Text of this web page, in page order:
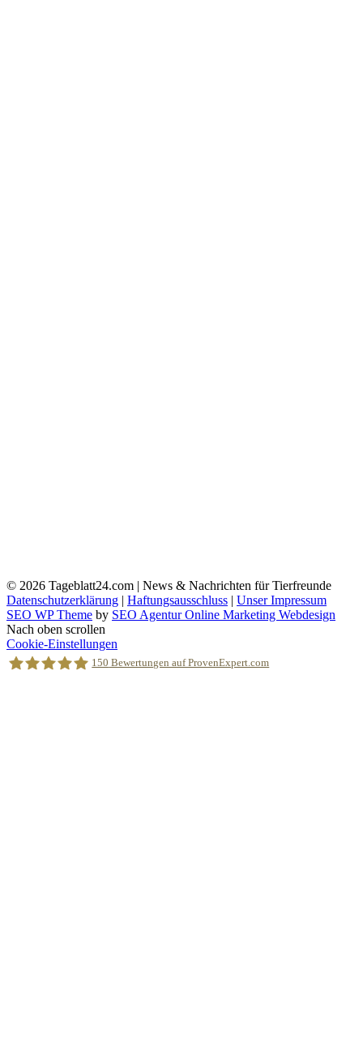
© 2026 Tageblatt24.com | News & Nachrichten für Tierfreunde
Datenschutzerklärung | Haftungsausschluss | Unser Impressum
SEO WP Theme by SEO Agentur Online Marketing Webdesign
Nach oben scrollen
Cookie-Einstellungen
150 Bewertungen auf ProvenExpert.com